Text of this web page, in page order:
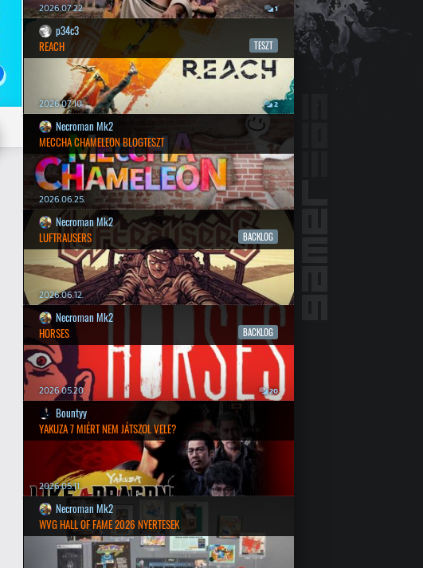
2026.07.22. 1
p34c3
REACH
TESZT
2026.07.10. 2
Necroman Mk2
MECCHA CHAMELEON BLOGTESZT
2026.06.25.
Necroman Mk2
LUFTRAUSERS
BACKLOG
2026.06.12.
Necroman Mk2
HORSES
BACKLOG
2026.05.20. 20
Bountyy
YAKUZA 7 MIÉRT NEM JÁTSZOL VELE?
2026.05.11.
Necroman Mk2
WVG HALL OF FAME 2026 NYERTESEK